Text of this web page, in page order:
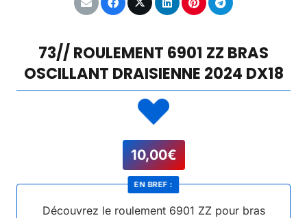
73// ROULEMENT 6901 ZZ BRAS
OSCILLANT DRAISIENNE 2024 DX18
10,00€
Découvrez le roulement 6901 ZZ pour bras
EN BREF :